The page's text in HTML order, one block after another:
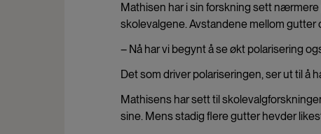
Mathisen har i sin forskning sett
skolevalgene. Avstandene mellom
– Nå har vi begynt å se økt polarisering
Det som driver polariseringen, ser ut til å
Mathisens har sett til
sine. Mens stadig flere gutter hevder